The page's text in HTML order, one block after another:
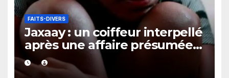
FAITS-DIVERS
Jaxaay : un coiffeur interpellé
après une affaire présumée
d’agression sexuelle sur une
mineure de 13 ans